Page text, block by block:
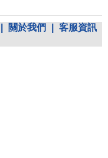
關於我們
客服資訊